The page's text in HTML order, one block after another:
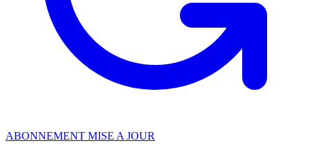
ABONNEMENT MISE A JOUR